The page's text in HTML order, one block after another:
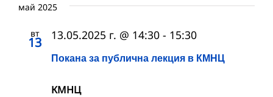
май 2025
вт
13
Покана за публична лекция в КМНЦ
13.05.2025 г. @ 14:30 - 15:30
КМНЦ